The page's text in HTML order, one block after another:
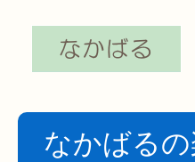
なかばる